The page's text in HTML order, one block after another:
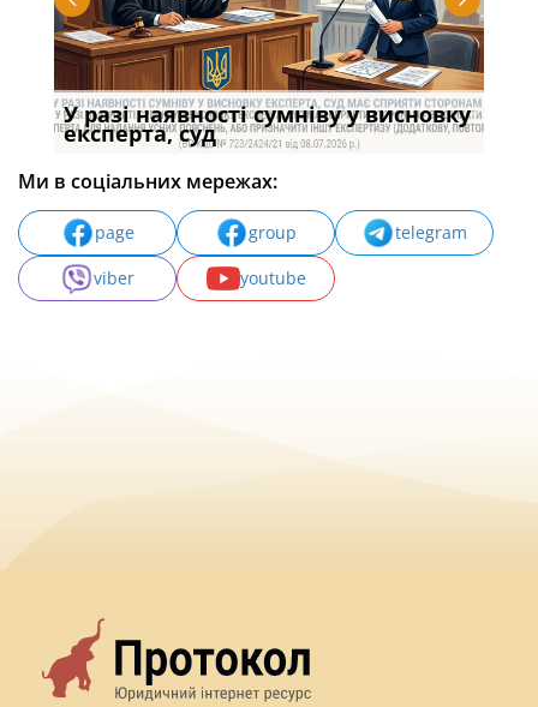
У разі наявності сумніву у висновку
експерта, суд
Ми в соціальних мережах:
page group
telegram
viber
youtube